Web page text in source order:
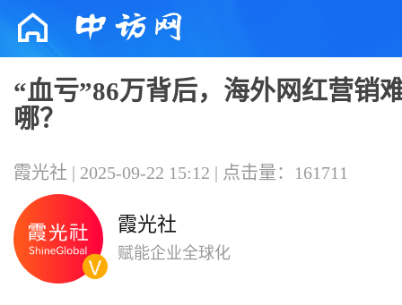
“血亏”86万背后，海外网红营销
哪？
霞光社 | 2025-09-22 15:12 | 点击量：161711
霞光社
赋能企业全球化